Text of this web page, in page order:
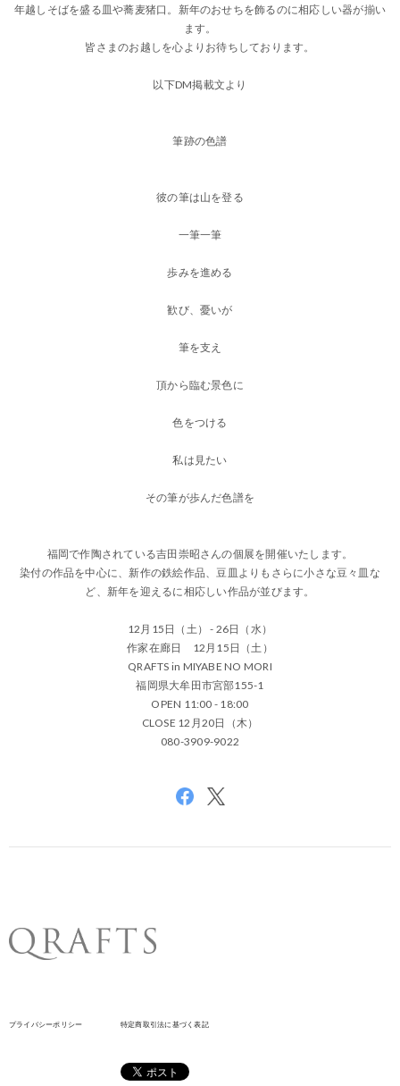
年越しそばを盛る皿や蕎麦猪口。新年のおせちを飾るのに相応しい器が揃い
ます。
皆さまのお越しを心よりお待ちしております。
以下DM掲載文より
筆跡の色譜
彼の筆は山を登る
一筆一筆
歩みを進める
歓び、憂いが
筆を支え
頂から臨む景色に
色をつける
私は見たい
その筆が歩んだ色譜を
福岡で作陶されている吉田崇昭さんの個展を開催いたします。
染付の作品を中心に、新作の鉄絵作品、豆皿よりもさらに小さな豆々皿な
ど、新年を迎えるに相応しい作品が並びます。
12月15日（土） - 26日（水）
作家在廊日 12月15日（土）
QRAFTS in MIYABE NO MORI
福岡県大牟田市宮部155-1
OPEN 11:00 - 18:00
CLOSE 12月20日（木）
080-3909-9022
プライバシーポリシー 特定商取引法に基づく表記